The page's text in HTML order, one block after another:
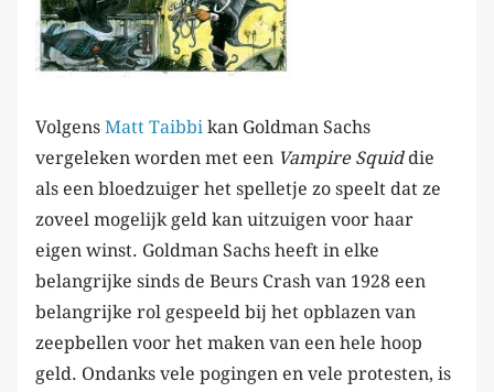
Volgens Matt Taibbi kan Goldman Sachs
vergeleken worden met een Vampire Squiddie
als een bloedzuiger het spelletje zo speelt dat ze
zoveel mogelijk geld kan uitzuigen voor haar
eigen winst. Goldman Sachs heeft in elke
belangrijke sinds de Beurs Crash van 1928 een
belangrijke rol gespeeld bij het opblazen van
zeepbellen voor het maken van een hele hoop
geld. Ondanks vele pogingen en vele protesten, is